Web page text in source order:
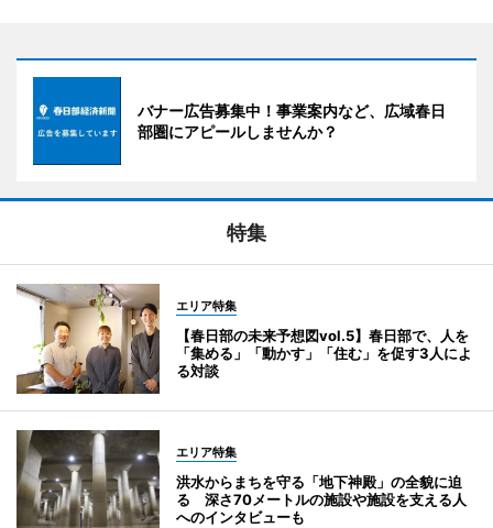
バナー広告募集中！事業案内など、広域春日
部圏にアピールしませんか？
特集
エリア特集
【春日部の未来予想図vol.5】春日部で、人を
「集める」「動かす」「住む」を促す3人によ
る対談
エリア特集
洪水からまちを守る「地下神殿」の全貌に迫
る 深さ70メートルの施設や施設を支える人
へのインタビューも